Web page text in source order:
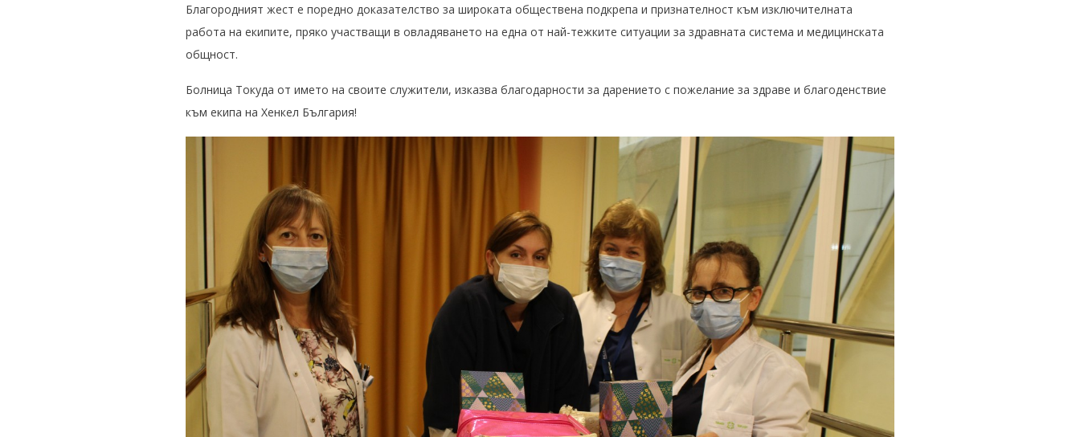
Благородният жест е поредно доказателство за широката обществена подкрепа и признателност към изключителната
работа на екипите, пряко участващи в овладяването на една от най-тежките ситуации за здравнaтa системa и медицинската
общност.
Болница Токуда от името на своите служители, изказва благодарности за дарението с пожелание за здраве и благоденствие
към екипа на Хенкел България!